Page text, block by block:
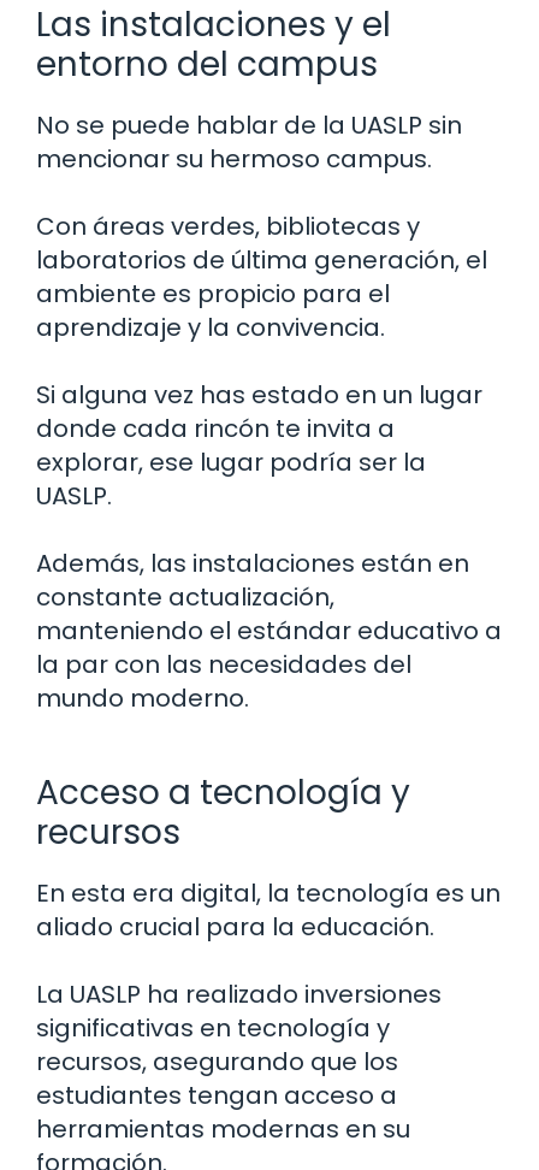
Las instalaciones y el
entorno del campus
No se puede hablar de la UASLP sin
mencionar su hermoso campus.
Con áreas verdes, bibliotecas y
laboratorios de última generación, el
ambiente es propicio para el
aprendizaje y la convivencia.
Si alguna vez has estado en un lugar
donde cada rincón te invita a
explorar, ese lugar podría ser la
UASLP.
Además, las instalaciones están en
constante actualización,
manteniendo el estándar educativo a
la par con las necesidades del
mundo moderno.
Acceso a tecnología y
recursos
En esta era digital, la tecnología es un
aliado crucial para la educación.
La UASLP ha realizado inversiones
significativas en tecnología y
recursos, asegurando que los
estudiantes tengan acceso a
herramientas modernas en su
formación.